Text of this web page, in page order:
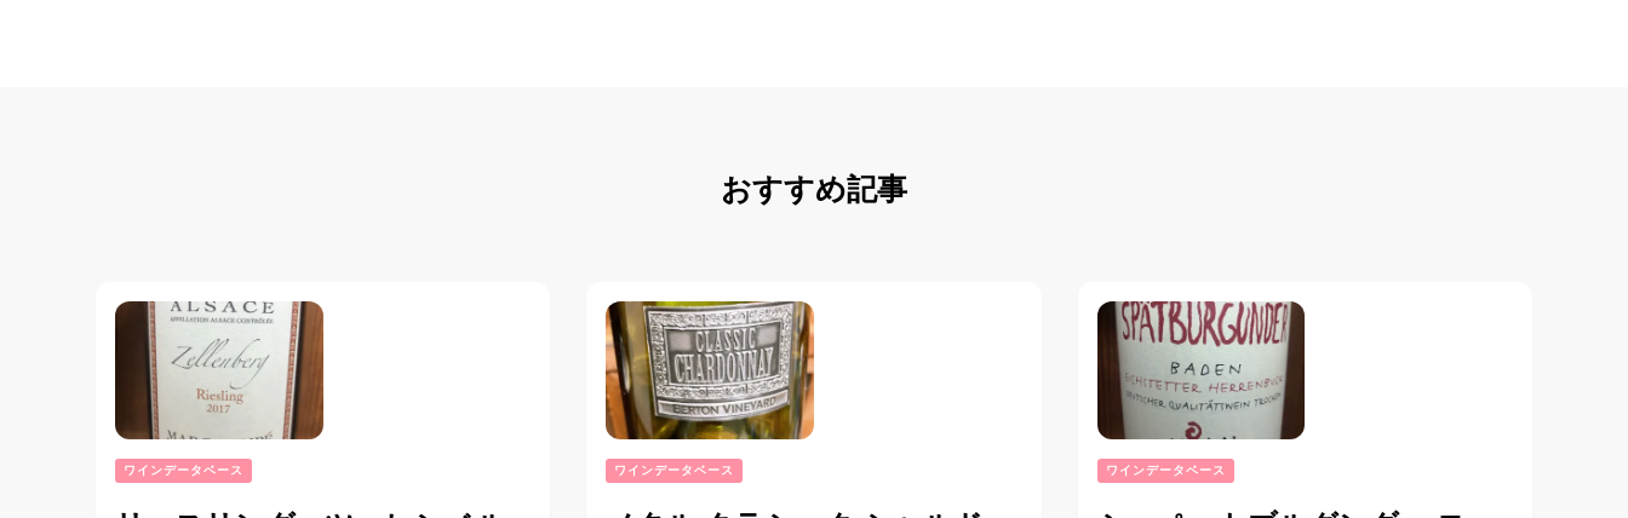
おすすめ記事
ワインデータベース ワインデータベース ワインデータベース